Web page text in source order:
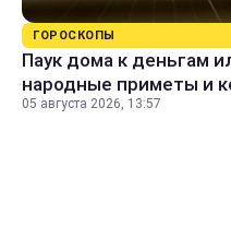
ГОРОСКОПЫ
Паук дома к деньгам
народные приметы и
05 августа 2026, 13:57